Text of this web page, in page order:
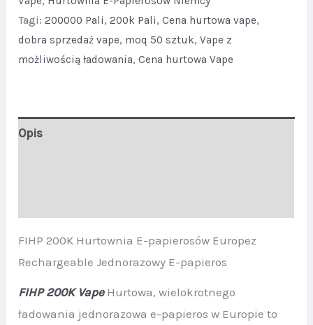
Disposable
Vape
quantity
Tagi:200000 Pali,200k Pali,Cena hurtowa vape,
dobra sprzedaż vape, moq 50 sztuk,Vape z
możliwością ładowania,Cena hurtowa Vape
Opis
FIHP 200K Hurtownia E-papierosów Europez
Rechargeable Jednorazowy E-papieros
FIHP 200K VapeHurtowa, wielokrotnego
ładowania jednorazowa e-papieros w Europie to